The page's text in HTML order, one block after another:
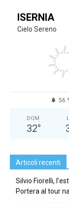
ISERNIA
Cielo Sereno
56
DOM
32°
Articoli recenti
Silvio Fiorelli,
Portera al tour